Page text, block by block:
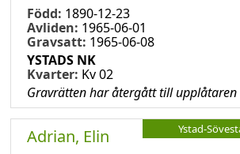
Född: 1890-12-23
Avliden: 1965-06-01
Gravsatt: 1965-06-08
YSTADS NK
Kvarter: Kv 02
Gravrätten har återgått till upplåtaren
Ystad-
Adrian, Elin